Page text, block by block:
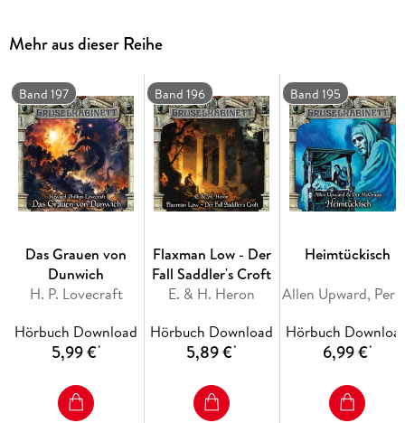
Mehr aus dieser Reihe
Band 197
Das Grauen von
Dunwich
H. P. Lovecraft
Hörbuch Download
5,99 €*
Band 196
Flaxman Low - Der
Fall Saddler's Croft
E. & H. Heron
Hörbuch Download
5,89 €*
Band 195
Heimtückisch
Hörbuch
6,99 €*